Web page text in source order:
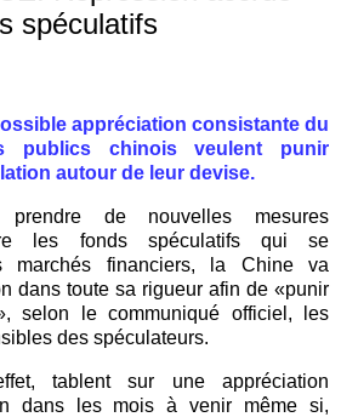
spéculatifs
appréciation consistante du
publics chinois veulent punir
autour de leur devise.
de nouvelles mesures
les fonds spéculatifs qui se
marchés financiers, la Chine va
dans toute sa rigueur afin de «punir
selon le communiqué officiel, les
des spéculateurs.
tablent sur une appréciation
dans les mois à venir même si,